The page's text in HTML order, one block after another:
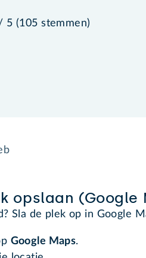
5 (105 stemmen)
opslaan (Google
Sla de plek op in Google
Google Maps.